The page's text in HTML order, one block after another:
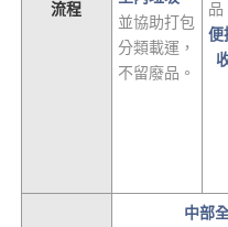
流程
並協助打包
分類載運，
不留廢品。
品
便
中部